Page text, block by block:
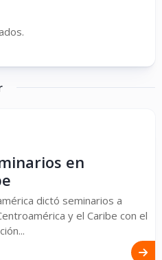
en
dictó seminarios a
y el Caribe con el